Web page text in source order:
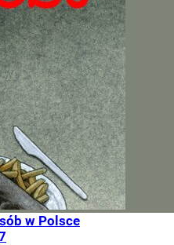
w Polsce